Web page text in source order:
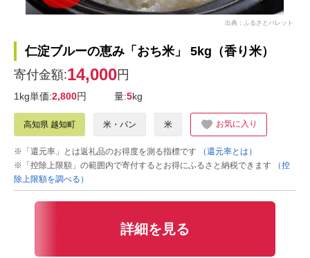
出典：ふるさとパレット
仁淀ブルーの恵み「おち米」 5kg（香り米）
寄付金額:14,000円
1kg単価:2,800円 量:5kg
高知県 越知町 米・パン 米 お気に入り
※「還元率」とは返礼品のお得度を測る指標です
（還元率とは）
※「控除上限額」の範囲内で寄付するとお得にふるさと納税できます
（控
除上限額を調べる）
詳細を見る